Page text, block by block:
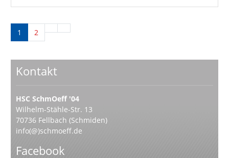
1 2
Kontakt
HSC SchmOeff '04
Wilhelm-Stähle-Str. 13
70736 Fellbach (Schmiden)
info(@)schmoeff.de
Facebook